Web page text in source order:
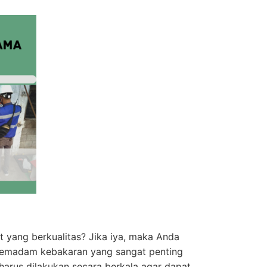
yang berkualitas? Jika iya, maka Anda
kebakaran yang sangat penting